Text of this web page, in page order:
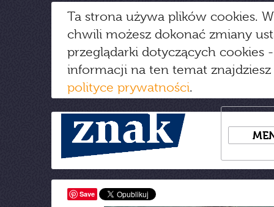
Ta strona używa plików cookies.
chwili możesz dokonać zmiany
przeglądarki dotyczących cookies
informacji na ten temat
polityce prywatności.
Save